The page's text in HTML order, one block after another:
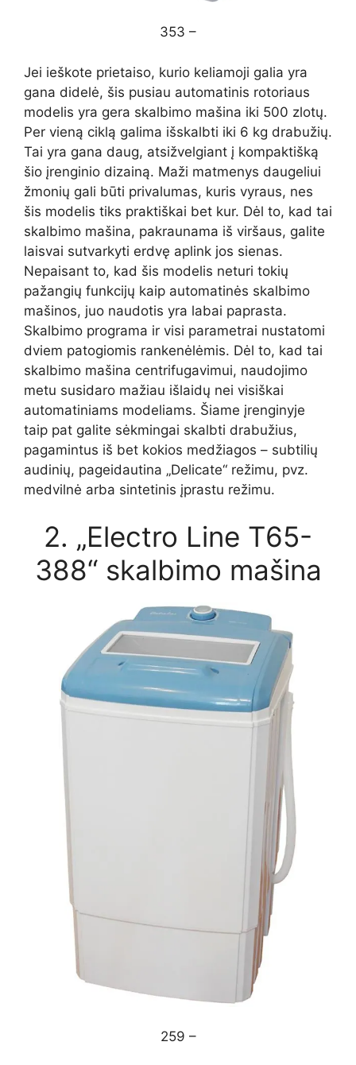
353 –
Jei ieškote prietaiso, kurio keliamoji galia yra
gana didelė, šis pusiau automatinis rotoriaus
modelis yra gera skalbimo mašina iki 500 zlotų.
Per vieną ciklą galima išskalbti iki 6 kg drabužių.
Tai yra gana daug, atsižvelgiant į kompaktišką
šio įrenginio dizainą. Maži matmenys daugeliui
žmonių gali būti privalumas, kuris vyraus, nes
šis modelis tiks praktiškai bet kur. Dėl to, kad tai
skalbimo mašina, pakraunama iš viršaus, galite
laisvai sutvarkyti erdvę aplink jos sienas.
Nepaisant to, kad šis modelis neturi tokių
pažangių funkcijų kaip automatinės skalbimo
mašinos, juo naudotis yra labai paprasta.
Skalbimo programa ir visi parametrai nustatomi
dviem patogiomis rankenėlėmis. Dėl to, kad tai
skalbimo mašina centrifugavimui, naudojimo
metu susidaro mažiau išlaidų nei visiškai
automatiniams modeliams. Šiame įrenginyje
taip pat galite sėkmingai skalbti drabužius,
pagamintus iš bet kokios medžiagos – subtilių
audinių, pageidautina „Delicate“ režimu, pvz.
medvilnė arba sintetinis įprastu režimu.
2. „Electro Line T65-
388“ skalbimo mašina
259 –